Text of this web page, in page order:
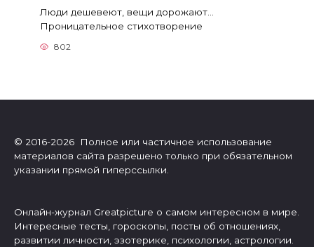
Люди дешевеют, вещи дорожают…
Проницательное стихотворение
802
© 2016-2026 Полное или частичное использование
материалов сайта разрешено только при обязательном
указании прямой гиперссылки.
Онлайн-журнал Greatpicture о самом интересном в мире.
Интересные тесты, гороскопы, посты об отношениях,
развитии личности, эзотерике, психологии, астрологии.